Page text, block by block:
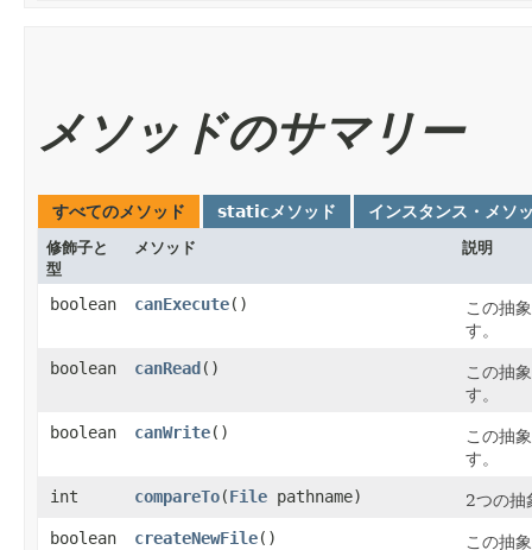
メソッドのサマリー
すべてのメソッド staticメソッド インスタンス・メソ
修飾子と
型
メソッド 説明
boolean canExecute()
この抽
す。
boolean
canRead()
この抽
す。
boolean
canWrite()
この抽
す。
int
compareTo​(File pathname)
2つの抽
boolean
createNewFile()
この抽